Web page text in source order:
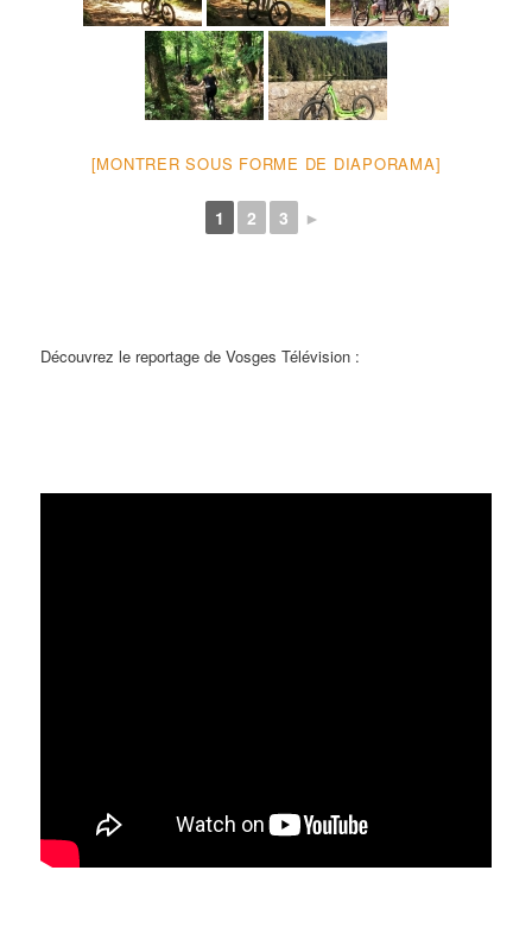
[MONTRER SOUS FORME DE DIAPORAMA]
1 2 3 ►
Découvrez le reportage de Vosges Télévision :